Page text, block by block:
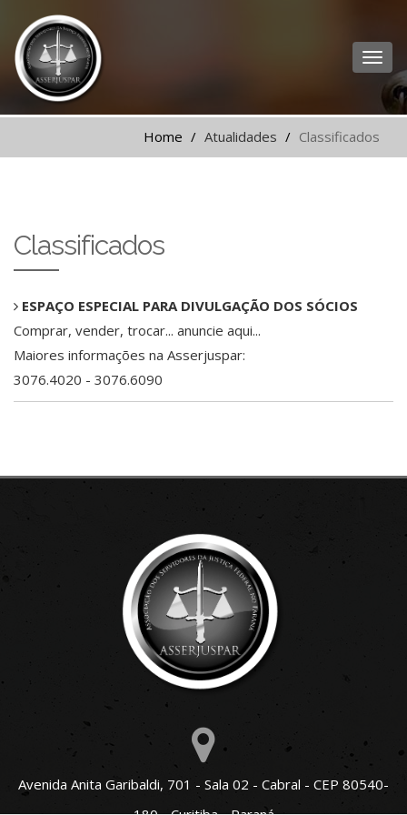
Home Atualidades Classificados
Classificados
ESPAÇO ESPECIAL PARA DIVULGAÇÃO DOS SÓCIOS
Comprar, vender, trocar... anuncie aqui...
Maiores informações na Asserjuspar:
3076.4020 - 3076.6090
Avenida Anita Garibaldi, 701 - Sala 02 - Cabral - CEP 80540-